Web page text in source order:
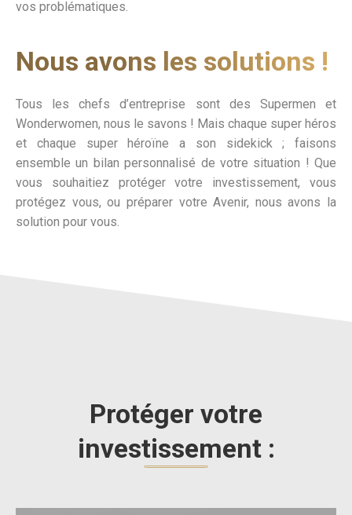
vos problématiques.
Nous avons les solutions !
Tous les chefs d’entreprise sont des Supermen et
Wonderwomen, nous le savons ! Mais chaque super héros
et chaque super héroïne a son sidekick ; faisons
ensemble un bilan personnalisé de votre situation ! Que
vous souhaitiez protéger votre investissement, vous
protégez vous, ou préparer votre Avenir, nous avons la
solution pour vous.
Protéger votre
investissement :